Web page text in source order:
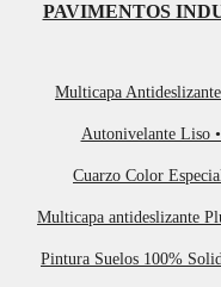
PAVIMENTOS
Multicapa
Autonivelante Liso
Cuarzo Color
Multicapa antideslizante
Pintura Suelos 100%